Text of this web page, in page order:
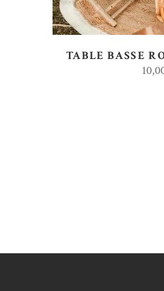
TABLE BASSE